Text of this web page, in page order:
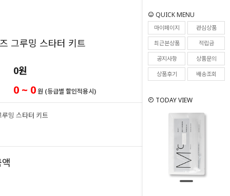
QUICK MENU
마이페이지
관심상품
최근본상품
적립금
공지사항
상품문의
상품후기
배송조회
TODAY VIEW
0
그루밍 스타터 키트
0원
0 ~ 0원 (등급별 할인적용시)
밍 스타터 키트
0원
0원